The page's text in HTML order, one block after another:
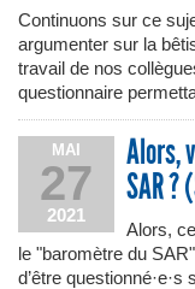
Continuons sur ce
argumenter sur la
travail de nos
questionnaire
MAI
27
2021
Alors,
SAR ?
Alors,
le "baromètre du
d’être